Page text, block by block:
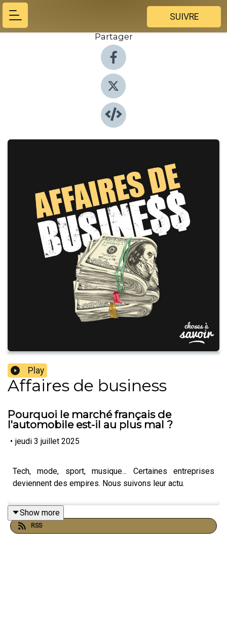
SUIVRE
Partager
Play
Affaires de business
Pourquoi le marché français de
l'automobile est-il au plus mal ?
• jeudi 3 juillet 2025
Tech, mode, sport, musique... Certaines entreprises
deviennent des empires. Nous suivons leur actu.
Show more
RSS